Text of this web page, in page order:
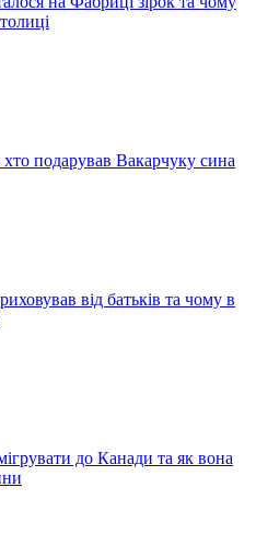
хто подарував Вакарчуку сина
від батьків та чому в
до Канади та як вона